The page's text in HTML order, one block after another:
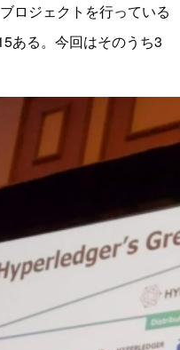
ロジェクトを行っている
ある。今回はそのうち3